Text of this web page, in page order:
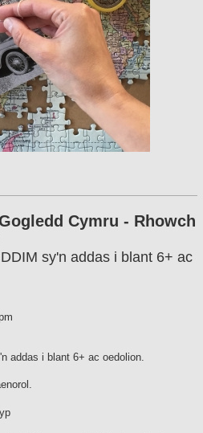
Cymru - Rhowch
sy'n addas i blant 6+ ac
addas i blant 6+ ac oedolion.